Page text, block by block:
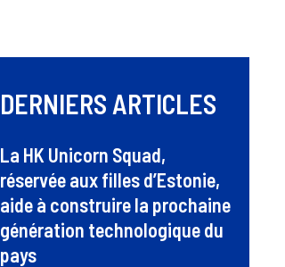
DERNIERS ARTICLES
La HK Unicorn Squad,
réservée aux filles d’Estonie,
aide à construire la prochaine
génération technologique du
pays